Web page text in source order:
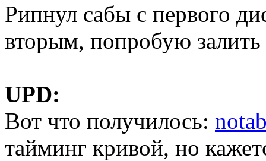
Рипнул сабы с первого
вторым, попробую
UPD:
Вот что получилось:
тайминг кривой, но